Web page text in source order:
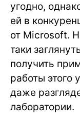
угодно,
ей в
от Microsoft.
таки
получить
работы этого
даже
лаборатории.